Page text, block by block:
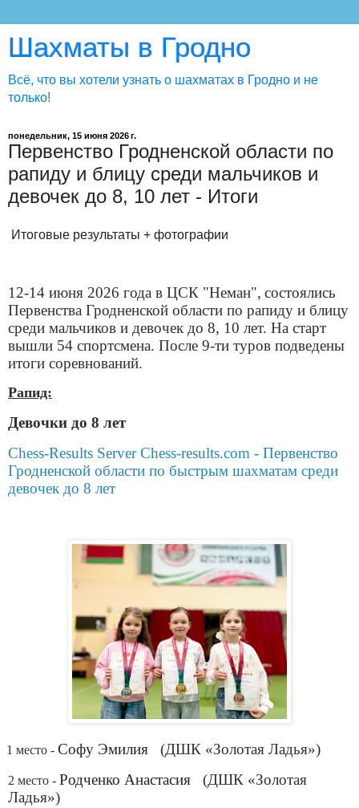
Шахматы в Гродно
Всё, что вы хотели узнать о шахматах в Гродно и не
только!
понедельник, 15 июня 2026 г.
Первенство Гродненской области по
рапиду и блицу среди мальчиков и
девочек до 8, 10 лет - Итоги
Итоговые результаты + фотографии
12-14 июня 2026 года в ЦСК "Неман", состоялись
Первенства Гродненской области по рапиду и блицу
среди мальчиков и девочек до 8, 10 лет. На старт
вышли 54 спортсмена. После 9-ти туров подведены
итоги соревнований.
Рапид:
Девочки до 8 лет
Chess-Results Server Chess-results.com - Первенство
Гродненской области по быстрым шахматам среди
девочек до 8 лет
1 место - Софу Эмилия (ДШК «Золотая Ладья»)
2 место - Родченко Анастасия
(ДШК «Золотая
Ладья»)